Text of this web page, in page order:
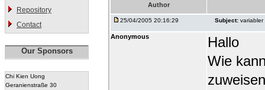
Repository
Contact
Our Sponsors
Chi Kien Uong
Geranienstraße 30
Author
25/04/2005 20:16:29 Subject: variabler
Anonymous
Hallo
Wie